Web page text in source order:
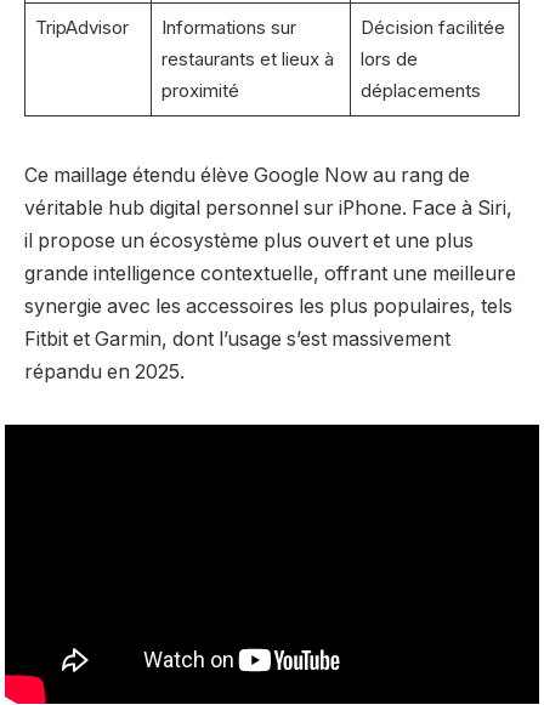
TripAdvisor
Informations sur
restaurants et lieux à
proximité
Décision facilitée
lors de
déplacements
Ce maillage étendu élève Google Now au rang de
véritable hub digital personnel sur iPhone. Face à Siri,
il propose un écosystème plus ouvert et une plus
grande intelligence contextuelle, offrant une meilleure
synergie avec les accessoires les plus populaires, tels
Fitbit et Garmin, dont l’usage s’est massivement
répandu en 2025.